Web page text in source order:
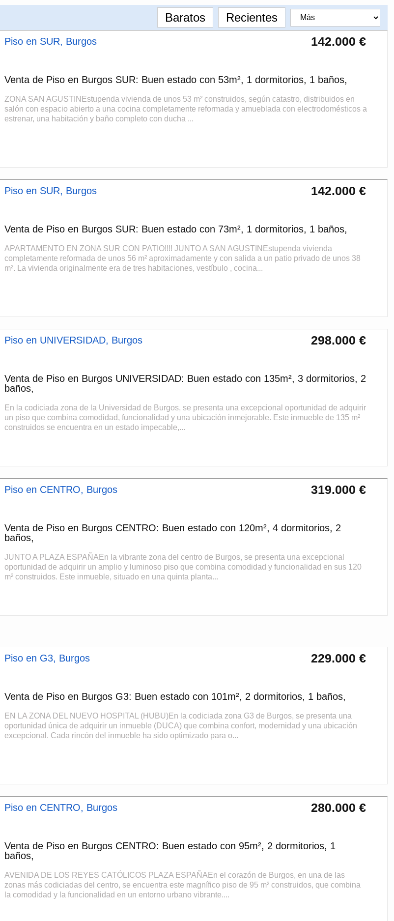
Baratos Recientes
Piso en SUR, Burgos 142.000 €
Venta de Piso en Burgos SUR: Buen estado con 53m², 1 dormitorios, 1 baños,
ZONA SAN AGUSTINEstupenda vivienda de unos 53 m² construidos, según catastro, distribuidos en
salón con espacio abierto a una cocina completamente reformada y amueblada con electrodomésticos a
estrenar, una habitación y baño completo con ducha ...
Piso en SUR, Burgos 142.000 €
Venta de Piso en Burgos SUR: Buen estado con 73m², 1 dormitorios, 1 baños,
APARTAMENTO EN ZONA SUR CON PATIO!!!! JUNTO A SAN AGUSTINEstupenda vivienda
completamente reformada de unos 56 m² aproximadamente y con salida a un patio privado de unos 38
m². La vivienda originalmente era de tres habitaciones, vestíbulo , cocina...
Piso en UNIVERSIDAD, Burgos 298.000 €
Venta de Piso en Burgos UNIVERSIDAD: Buen estado con 135m², 3 dormitorios, 2
baños,
En la codiciada zona de la Universidad de Burgos, se presenta una excepcional oportunidad de adquirir
un piso que combina comodidad, funcionalidad y una ubicación inmejorable. Este inmueble de 135 m²
construidos se encuentra en un estado impecable,...
Piso en CENTRO, Burgos 319.000 €
Venta de Piso en Burgos CENTRO: Buen estado con 120m², 4 dormitorios, 2
baños,
JUNTO A PLAZA ESPAÑAEn la vibrante zona del centro de Burgos, se presenta una excepcional
oportunidad de adquirir un amplio y luminoso piso que combina comodidad y funcionalidad en sus 120
m² construidos. Este inmueble, situado en una quinta planta...
Piso en G3, Burgos 229.000 €
Venta de Piso en Burgos G3: Buen estado con 101m², 2 dormitorios, 1 baños,
EN LA ZONA DEL NUEVO HOSPITAL (HUBU)En la codiciada zona G3 de Burgos, se presenta una
oportunidad única de adquirir un inmueble (DUCA) que combina confort, modernidad y una ubicación
excepcional. Cada rincón del inmueble ha sido optimizado para o...
Piso en CENTRO, Burgos 280.000 €
Venta de Piso en Burgos CENTRO: Buen estado con 95m², 2 dormitorios, 1
baños,
AVENIDA DE LOS REYES CATÓLICOS PLAZA ESPAÑAEn el corazón de Burgos, en una de las
zonas más codiciadas del centro, se encuentra este magnífico piso de 95 m² construidos, que combina
la comodidad y la funcionalidad en un entorno urbano vibrante....